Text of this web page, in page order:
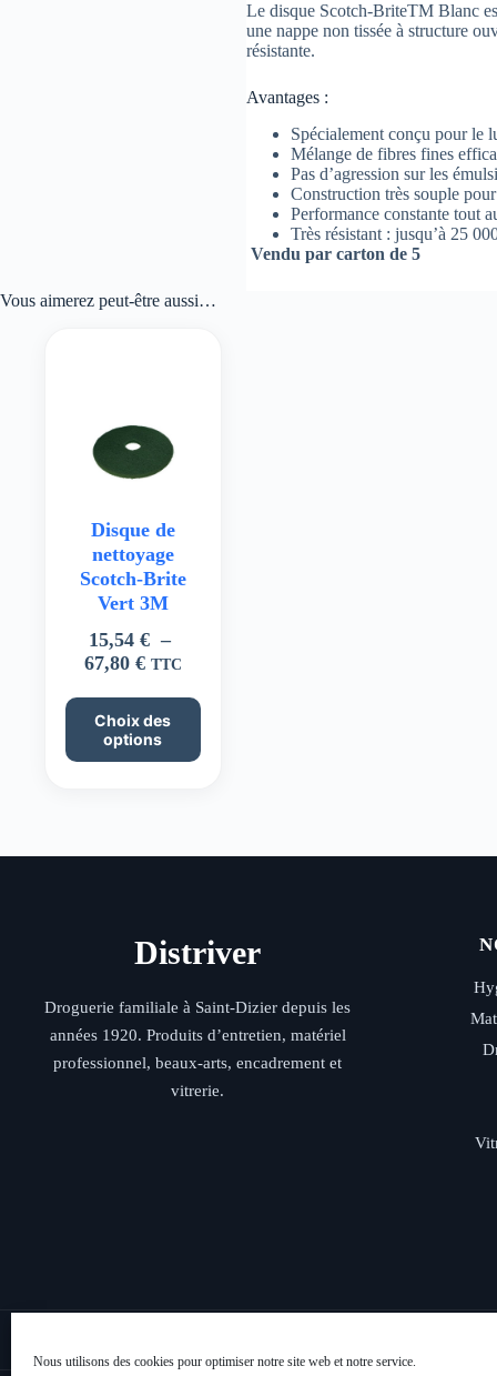
Nous utilisons des cookies pour optimiser notre site web et notre service.
Le disque Scotch-BriteTM Blanc
une nappe non tissée à structure
résistante.
Avantages :
Spécialement conçu pour le
Mélange de fibres fines
Pas d’agression sur les
Construction très souple
Performance constante tout
Très résistant : jusqu’à 25
Vendu par carton de 5
Vous aimerez peut-être aussi…
Disque de
nettoyage
Scotch-Brite
Vert 3M
15,54€ –
67,80 €Plage
prix :
15,54 €
TTC
Choix des
options
Ce
produit
plusieurs
Distriver
Droguerie familiale à Saint-Dizier depuis les
années 1920. Produits d’entretien, matériel
professionnel, beaux-arts, encadrement et
vitrerie.